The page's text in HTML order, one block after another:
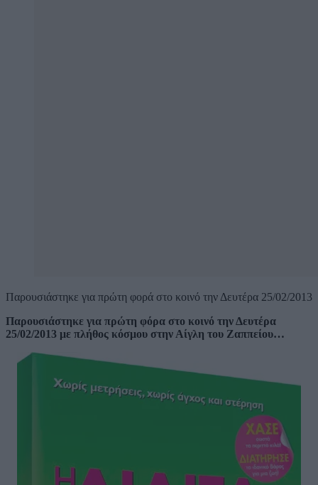
Παρουσιάστηκε για πρώτη φορά στο κοινό την Δευτέρα 25/02/2013
Παρουσιάστηκε για πρώτη φόρα στο κοινό την Δευτέρα
25/02/2013 με πλήθος κόσμου στην Αίγλη του Ζαππείου…